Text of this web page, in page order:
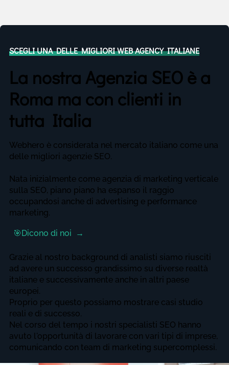
La nostra Agenzia SEO è a
Roma ma con clienti in
tutta Italia
SCEGLI UNA DELLE MIGLIORI WEB AGENCY ITALIANE
Webhero è considerata nel mercato italiano come una
delle migliori agenzie SEO.
Nata inizialmente come agenzia di marketing verticale
sulla SEO, piano piano ha espanso il raggio
occupandosi anche di advertising e performance
marketing.
Dicono di noi
Grazie al nostro background di analisti siamo riusciti
ad avere un successo grandissimo su diverse realtà
italiane e successivamente anche in altri paese
europei.
Proprio per questo possiamo mostrare casi studio
reali e di successo.
Nel corso del tempo i nostri specialisti SEO hanno
avuto l'opportunità di lavorare con vari tipi di imprese,
comunicando con team di marketing supercomplessi.